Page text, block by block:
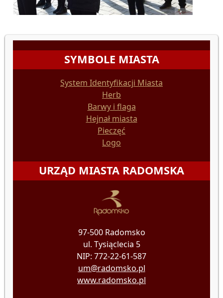
SYMBOLE MIASTA
System Identyfikacji Miasta
Herb
Barwy i flaga
Hejnał miasta
Pieczęć
Logo
URZĄD MIASTA RADOMSKA
97-500 Radomsko
ul. Tysiąclecia 5
NIP: 772-22-61-587
um@radomsko.pl
www.radomsko.pl